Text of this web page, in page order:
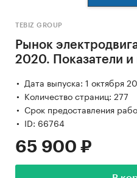
TEBIZ GROUP
Рынок
2020. Показатели и
Дата выпуска: 1 октября
Количество страниц: 277
Срок предоставления
ID: 66764
65 900 ₽